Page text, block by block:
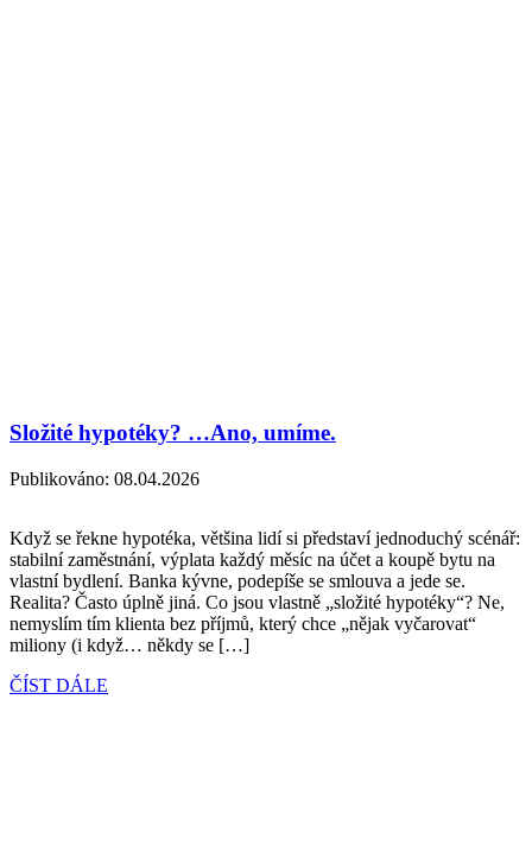
Složité hypotéky? …Ano, umíme.
Publikováno: 08.04.2026
Když se řekne hypotéka, většina lidí si představí jednoduchý scénář:
stabilní zaměstnání, výplata každý měsíc na účet a koupě bytu na
vlastní bydlení. Banka kývne, podepíše se smlouva a jede se.
Realita? Často úplně jiná. Co jsou vlastně „složité hypotéky“? Ne,
nemyslím tím klienta bez příjmů, který chce „nějak vyčarovat“
miliony (i když… někdy se […]
ČÍST DÁLE